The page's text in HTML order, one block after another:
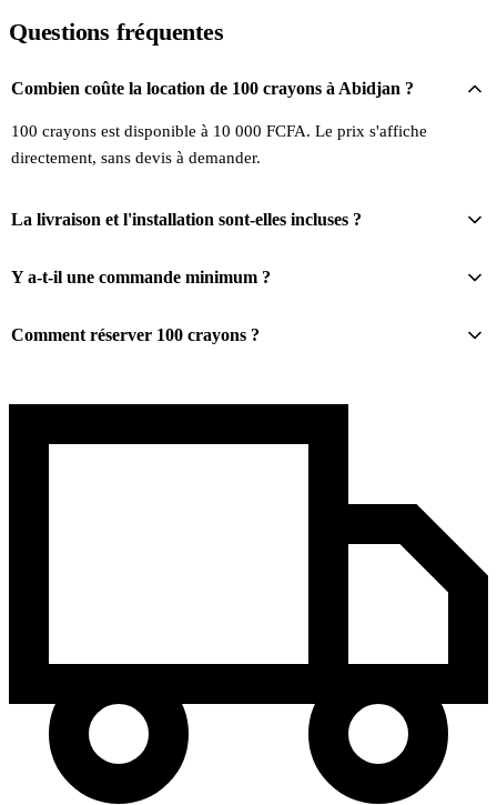
Questions fréquentes
Combien coûte la location de 100 crayons à Abidjan ?
100 crayons est disponible à 10 000 FCFA. Le prix s'affiche
directement, sans devis à demander.
La livraison et l'installation sont-elles incluses ?
Y a-t-il une commande minimum ?
Comment réserver 100 crayons ?